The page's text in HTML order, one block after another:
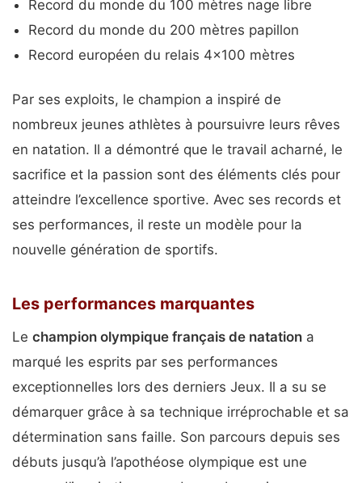
Record du monde du 100 mètres nage libre
Record du monde du 200 mètres papillon
Record européen du relais 4×100 mètres
Par ses exploits, le champion a inspiré de
nombreux jeunes athlètes à poursuivre leurs rêves
en natation. Il a démontré que le travail acharné, le
sacrifice et la passion sont des éléments clés pour
atteindre l’excellence sportive. Avec ses records et
ses performances, il reste un modèle pour la
nouvelle génération de sportifs.
Les performances marquantes
Le champion olympique français de natation a
marqué les esprits par ses performances
exceptionnelles lors des derniers Jeux. Il a su se
démarquer grâce à sa technique irréprochable et sa
détermination sans faille. Son parcours depuis ses
débuts jusqu’à l’apothéose olympique est une